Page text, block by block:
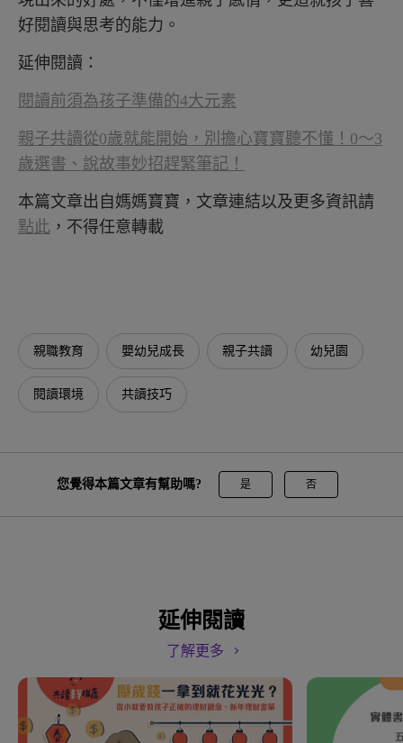
好閱讀與思考的能力。
延伸閱讀：
閱讀前須為孩子準備的4大元素
親子共讀從0歲就能開始，別擔心寶寶聽不懂！0～3
歲選書、說故事妙招趕緊筆記！
本篇文章出自媽媽寶寶，文章連結以及更多資訊請
點此 ，不得任意轉載
親職教育 嬰幼兒成長 親子共讀 幼兒園
閱讀環境 共讀技巧
您覺得本篇文章有幫助嗎? 是 否
延伸閱讀
了解更多